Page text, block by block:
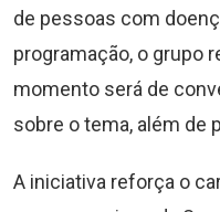
de pessoas com
programação, o grupo
momento será de
sobre o tema, além de
A iniciativa reforça o